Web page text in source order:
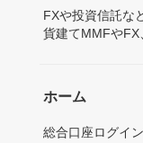
FXや投資信託な
貨建てMMFやFX
ホーム
総合口座ログイン